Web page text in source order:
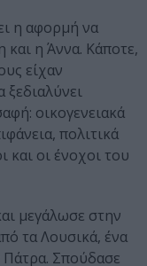
η αφορμή να
η Άννα. Κάποτε,
είχαν
οικογενειακά
πολιτικά
και οι ένοχοι του
μεγάλωσε στην
τα Λουσικά, ένα
Πάτρα. Σπούδασε